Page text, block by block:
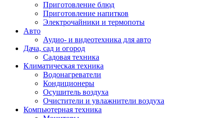
Приготовление блюд
Приготовление напитков
Электрочайники и термопоты
Авто
Аудио- и видеотехника для авто
Дача, сад и огород
Садовая техника
Климатическая техника
Водонагреватели
Кондиционеры
Осушитель воздуха
Очистители и увлажнители воздуха
Компьютерная техника